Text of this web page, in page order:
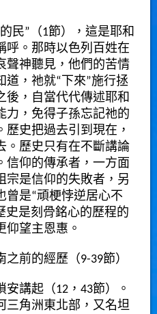
民”（1節），這是耶和
呼。那時以色列百姓在
聲神聽見，他們的苦情
道，祂就“下來”施行拯
後，自當代代傳述耶和
力，免得子孫忘記祂的
史把過去引到現在，
。歷史只有在不斷講論
信仰的傳承者，一方面
宗是信仰的失敗者，另
曾是“頑梗悖逆居心不
史是刻骨銘心的歷程的
仰望主恩惠。
前的經歷（9-39節）
講起（12，43節）。
三角洲東北部，又名坦